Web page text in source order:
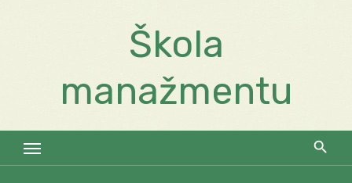
Škola
manažmentu